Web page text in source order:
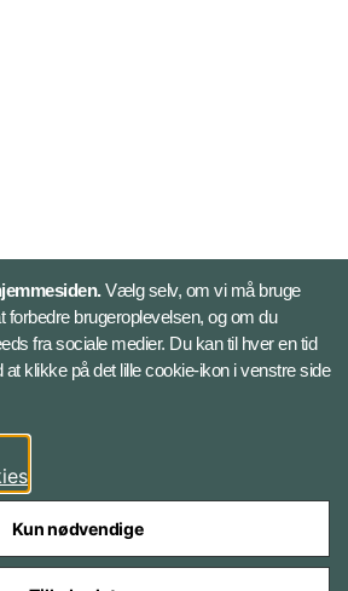
Vælg selv, om vi må bruge
forbedre brugeroplevelsen, og om du
fra sociale medier. Du kan til hver en tid
klikke på det lille cookie-ikon i venstre side
Kun nødvendige